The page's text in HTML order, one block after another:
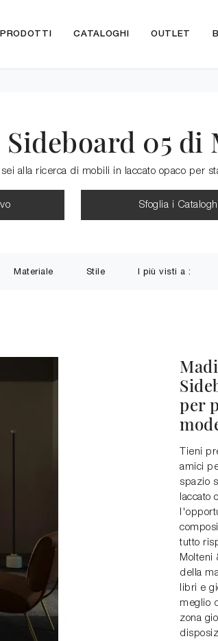
CATALOGHI OUTLET
Sideboard 05
alla ricerca di mobili in laccato opaco per
Sfoglia i
Materiale Stile I più visti a :
per
Tieni
amici
spazio
laccato
tutto
Molteni
della
libri e
meglio
zona